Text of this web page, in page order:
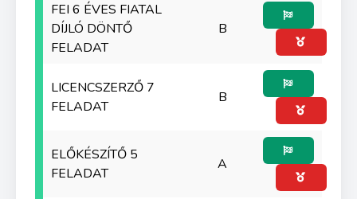
FEI 6 ÉVES FIATAL
DÍJLÓ DÖNTŐ
FELADAT
B
LICENCSZERZŐ 7
FELADAT
B
ELŐKÉSZÍTŐ 5
FELADAT
A